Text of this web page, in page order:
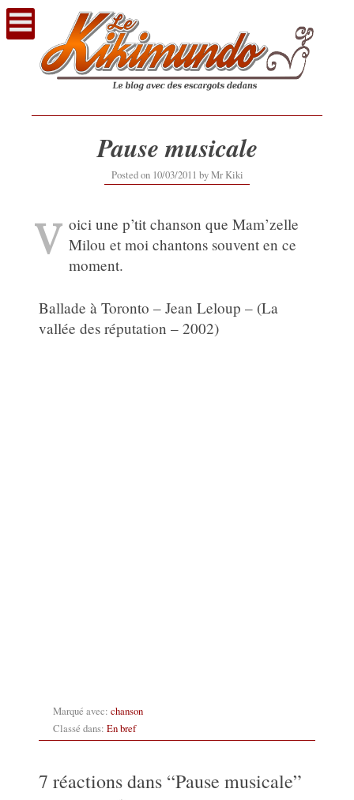
Voir
contenu
Pause musicale
Posted on 10/03/2011 byMr Kiki
V oici une p’tit chanson que Mam’zelle
Milou et moi chantons souvent en ce
moment.
Ballade à Toronto – Jean Leloup – (La
vallée des réputation – 2002)
Marqué avec: chanson
Classé dans: En bref
7 réactions dans “Pause musicale”